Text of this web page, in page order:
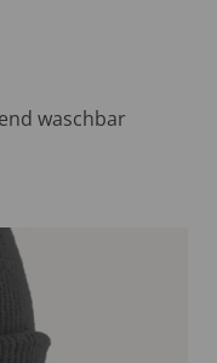
waschbar